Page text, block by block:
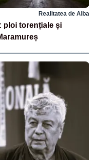
Realitatea de Alba
ploi torențiale și